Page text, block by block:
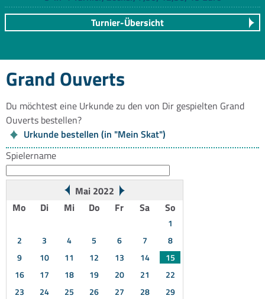
Turnier-Übersicht
Grand Ouverts
Du möchtest eine Urkunde zu den von Dir gespielten Grand
Ouverts bestellen?
Urkunde bestellen (in "Mein Skat")
Spielername
Mai 2022
Mo
Di Mi Do Fr Sa So
1
2
3 4 5 6 7
8
9
10 11 12 13 14
15
16
17 18 19 20 21
22
23
24 25 26 27 28
29